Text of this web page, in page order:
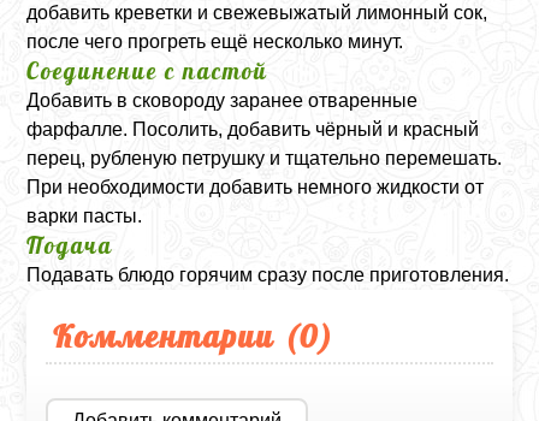
добавить креветки и свежевыжатый лимонный сок,
после чего прогреть ещё несколько минут.
Соединение с пастой
Добавить в сковороду заранее отваренные
фарфалле. Посолить, добавить чёрный и красный
перец, рубленую петрушку и тщательно перемешать.
При необходимости добавить немного жидкости от
варки пасты.
Подача
Подавать блюдо горячим сразу после приготовления.
Комментарии (0)